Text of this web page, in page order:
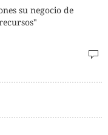
su negocio de